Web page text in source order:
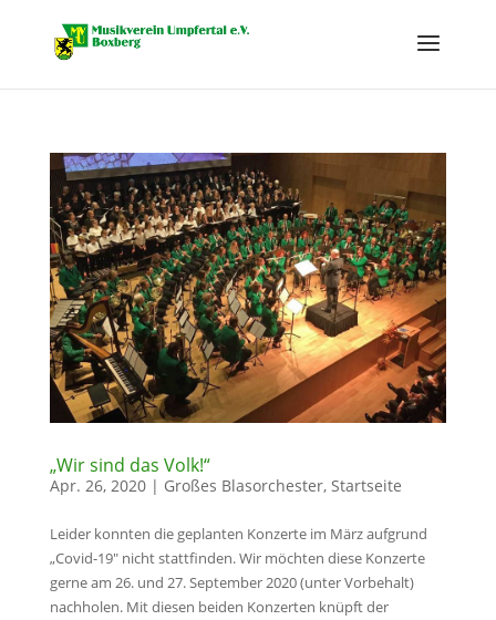
„Wir sind das Volk!“
Apr. 26, 2020| Großes Blasorchester, Startseite
Leider konnten die geplanten Konzerte im März aufgrund
„Covid-19″ nicht stattfinden. Wir möchten diese Konzerte
gerne am 26. und 27. September 2020 (unter Vorbehalt)
nachholen. Mit diesen beiden Konzerten knüpft der